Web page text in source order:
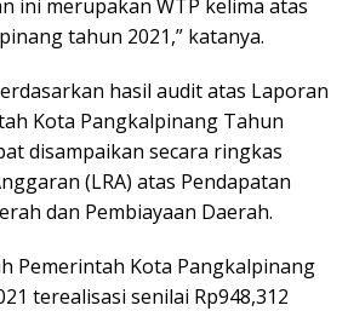
ini merupakan WTP kelima atas
tahun 2021,” katanya.
hasil audit atas Laporan
Kota Pangkalpinang Tahun
disampaikan secara ringkas
(LRA) atas Pendapatan
dan Pembiayaan Daerah.
Pemerintah Kota Pangkalpinang
terealisasi senilai Rp948,312